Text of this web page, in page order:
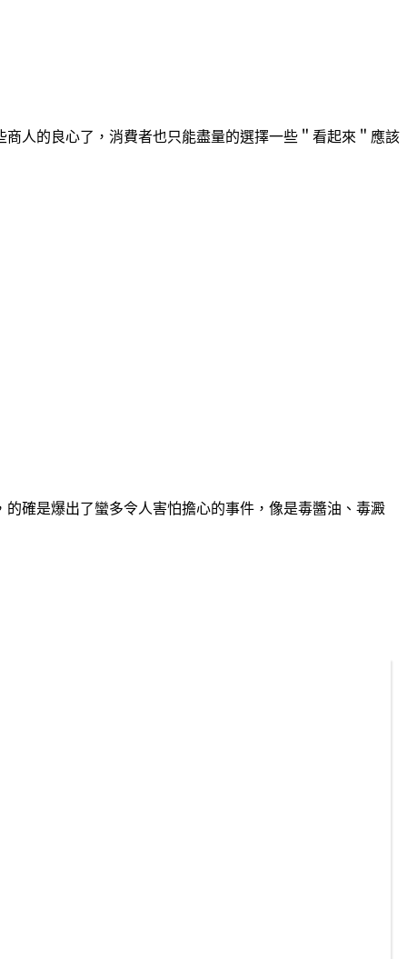
人的良心了，消費者也只能盡量的選擇一些＂看起來＂應該
確是爆出了蠻多令人害怕擔心的事件，像是毒醬油、毒澱